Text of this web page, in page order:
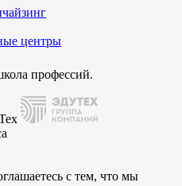
центры
профессий.
с тем, что мы